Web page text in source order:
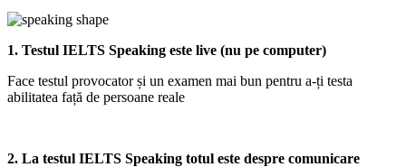
1. Testul IELTS Speaking este live (nu pe computer)
Face testul provocator și un examen mai bun pentru a-ți testa
abilitatea față de persoane reale
2. La testul IELTS Speaking totul este despre comunicare